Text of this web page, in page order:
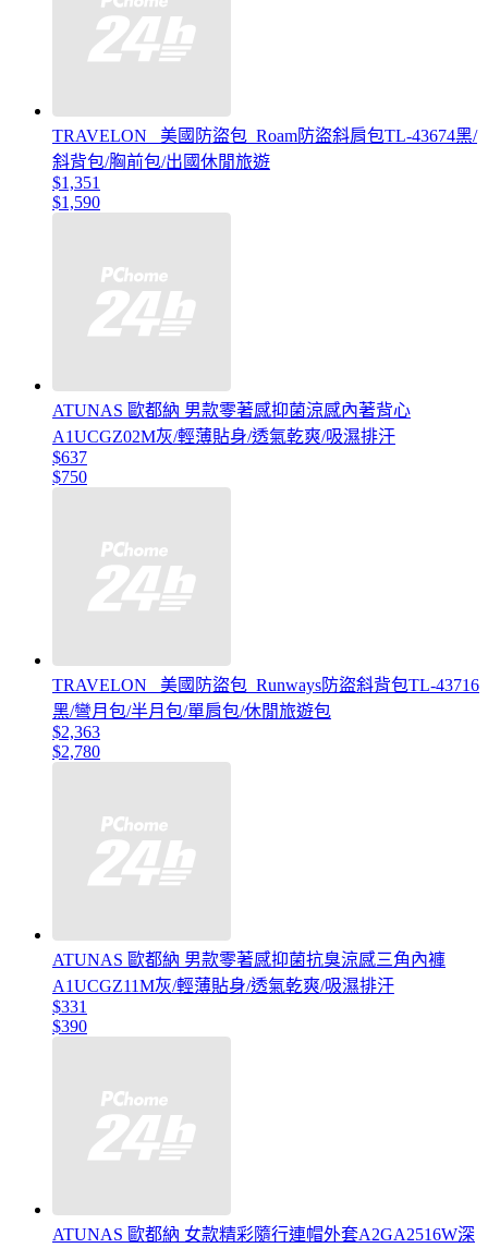
TRAVELON _美國防盜包_Roam防盜斜肩包TL-43674黑/
斜背包/胸前包/出國休閒旅遊
$1,351
$1,590
ATUNAS 歐都納 男款零著感抑菌涼感內著背心
A1UCGZ02M灰/輕薄貼身/透氣乾爽/吸濕排汗
$637
$750
TRAVELON _美國防盜包_Runways防盜斜背包TL-43716
黑/彎月包/半月包/單肩包/休閒旅遊包
$2,363
$2,780
ATUNAS 歐都納 男款零著感抑菌抗臭涼感三角內褲
A1UCGZ11M灰/輕薄貼身/透氣乾爽/吸濕排汗
$331
$390
ATUNAS 歐都納 女款精彩隨行連帽外套A2GA2516W深